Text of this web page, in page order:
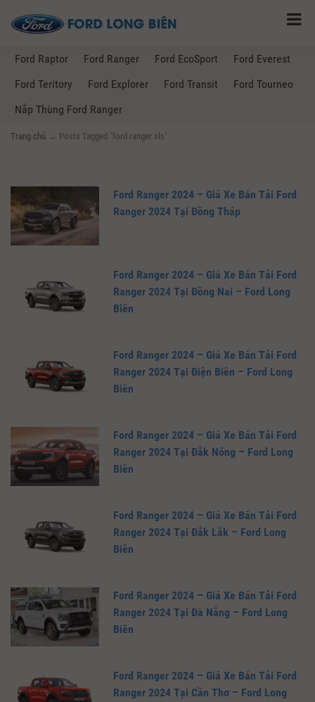
Ford Raptor Ford Ranger Ford EcoSport
Ford Everest
Ford Teritory
Ford Explorer Ford Transit
Ford Tourneo
Nắp Thùng Ford Ranger
Trang chủ → Posts Tagged "ford ranger xls"
Ford Ranger 2024 – Giá Xe Bán Tải Ford
Ranger 2024 Tại Đồng Tháp
Ford Ranger 2024 – Giá Xe Bán Tải Ford
Ranger 2024 Tại Đồng Nai – Ford Long
Biên
Ford Ranger 2024 – Giá Xe Bán Tải Ford
Ranger 2024 Tại Điện Biên – Ford Long
Biên
Ford Ranger 2024 – Giá Xe Bán Tải Ford
Ranger 2024 Tại Đắk Nông – Ford Long
Biên
Ford Ranger 2024 – Giá Xe Bán Tải Ford
Ranger 2024 Tại Đắk Lắk – Ford Long
Biên
Ford Ranger 2024 – Giá Xe Bán Tải Ford
Ranger 2024 Tại Đà Nẵng – Ford Long
Biên
Ford Ranger 2024 – Giá Xe Bán Tải Ford
Ranger 2024 Tại Cần Thơ – Ford Long